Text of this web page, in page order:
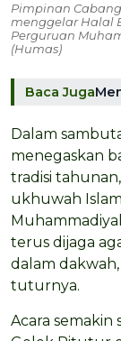
Pimpinan
menggelar Halal
Perguruan
(Humas)
Baca Juga
Dalam
menegaskan
tradisi
ukhuwah
terus dijaga
dalam
tuturnya.
Acara semakin